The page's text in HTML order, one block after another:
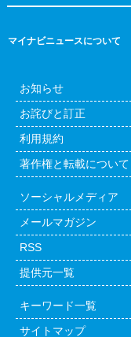
マイナビニュースについて
お知らせ
お詫びと訂正
利用規約
著作権と転載について
ソーシャルメディア
メールマガジン
RSS
提供元一覧
キーワード一覧
サイトマップ